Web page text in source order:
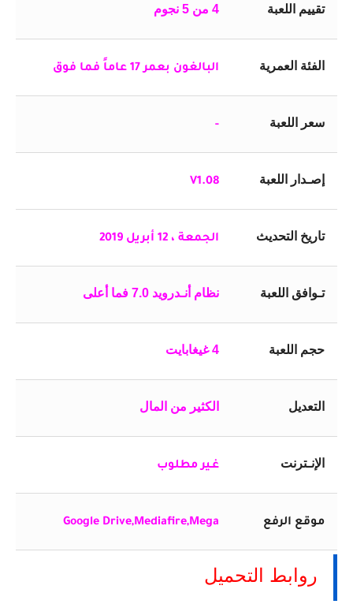
تقييم اللعبة 4 من 5 نجوم
الفئة العمرية البالغون بعمر 17 عاماً فما فوق
سعر اللعبة -
إصـدار اللعبة V1.08
تاريخ التحديث الجمعة ، 12 أبريل 2019
تـوافق اللعبة نظام أنـدرويد 7.0 فما أعلى
حجم اللعبة 4 غيغابايت
التعديل الكثير من المال
الإنـترنت غـير مطلوب
موقع الرفع Google Drive,Mediafire,Mega
روابط التحميل